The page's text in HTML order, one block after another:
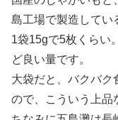
島工場で製造してい
1袋15gで5枚くらい
ど良い量です。
大袋だと、バクバク
ので、こういう上品